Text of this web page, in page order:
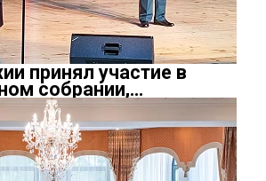
принял участие в
собрании,…